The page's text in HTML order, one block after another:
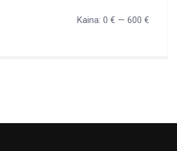
Kaina: 0 € — 600 €